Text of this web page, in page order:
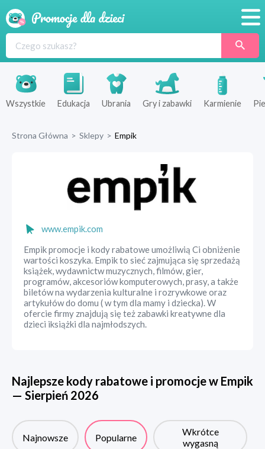
Produkty
Sklepy
Wszystkie Edukacja Ubrania Gry i zabawki Karmienie
Strona Główna > Sklepy > Empik
www.empik.com
Empik promocje i kody rabatowe umożliwią Ci obniżenie
wartości koszyka. Empik to sieć zajmująca się sprzedażą
książek, wydawnictw muzycznych, filmów, gier,
programów, akcesoriów komputerowych, prasy, a także
biletów na wydarzenia kulturalne i rozrywkowe oraz
artykułów do domu ( w tym dla mamy i dziecka). W
ofercie firmy znajdują się też zabawki kreatywne dla
dzieci iksiążki dla najmłodszych.
Najlepsze kody rabatowe i promocje w Empik
— Sierpień 2026
Najnowsze Popularne
Wkrótce
wygasną